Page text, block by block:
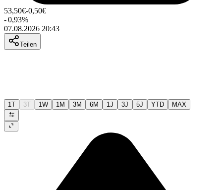
53,50€-0,50€
-0,93%
07.08.2026 20:43
Teilen
1T 3T 1W 1M 3M 6M 1J 3J 5J YTD MAX